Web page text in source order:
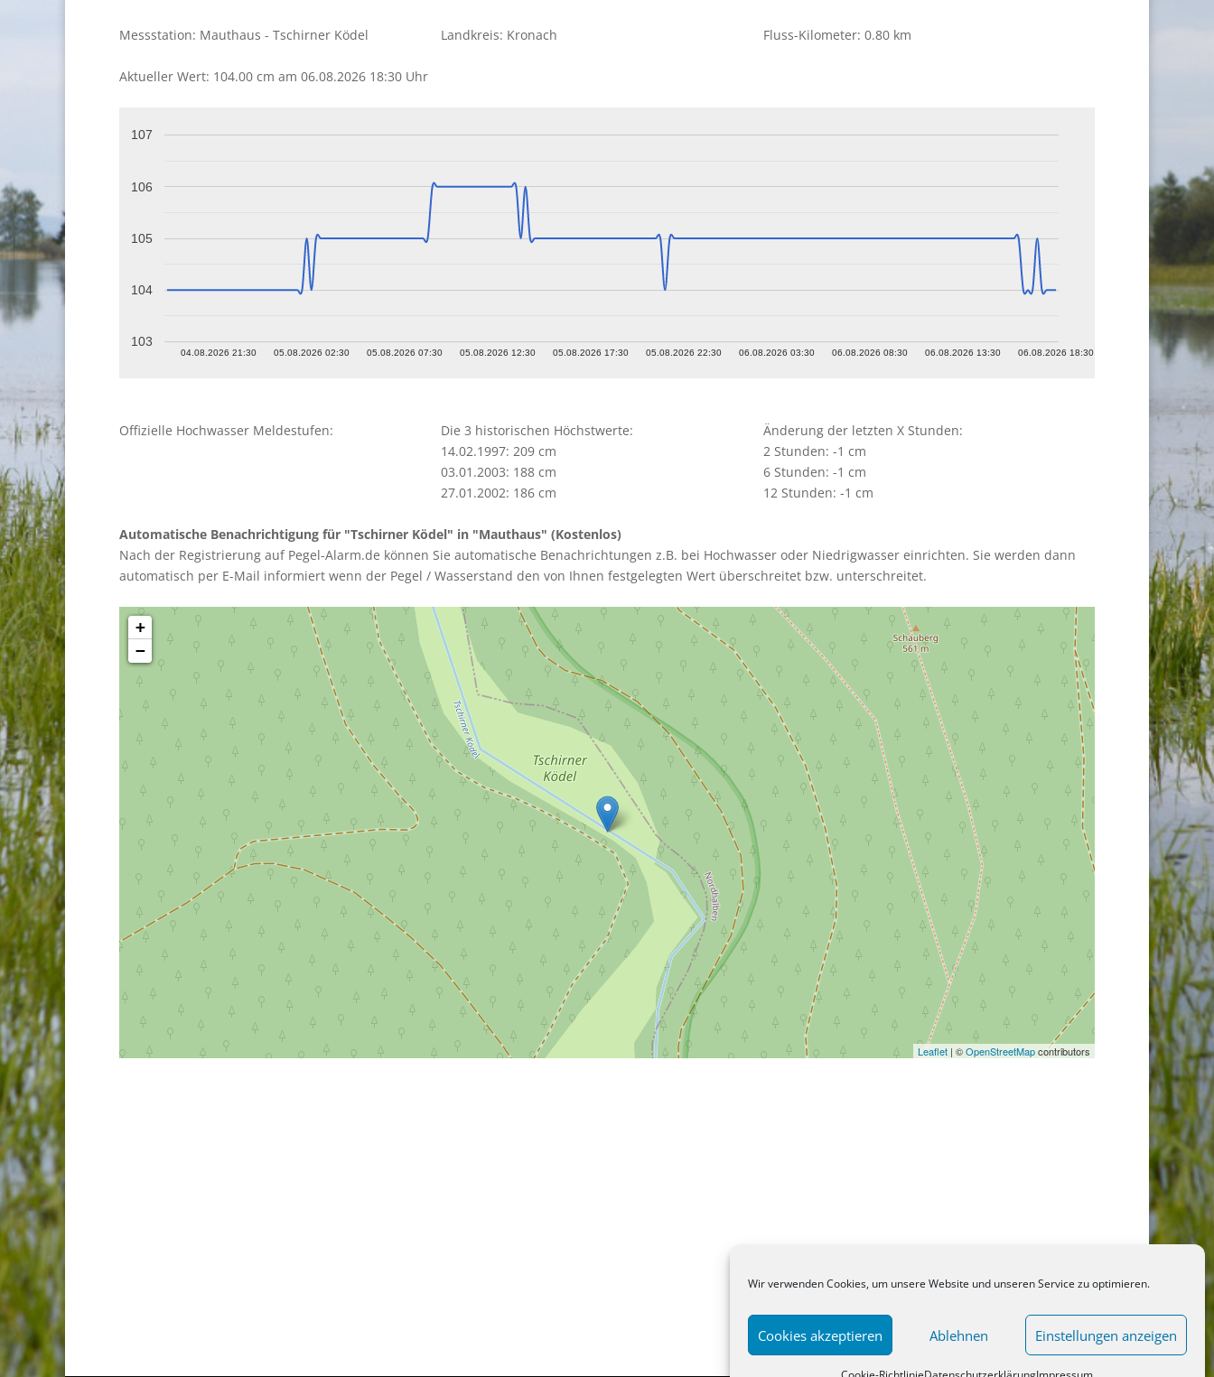
Wir verwenden Cookies, um unsere Website und unseren Service zu optimieren.
Cookies akzeptieren Ablehnen Einstellungen anzeigen
Messstation: Mauthaus - Tschirner Ködel Landkreis: Kronach Fluss-Kilometer: 0.80 km
Aktueller Wert: 104.00 cm am 06.08.2026 18:30 Uhr
04.08.2026 21:30 05.08.2026 02:30 05.08.2026 07:30 05.08.2026 12:30 05.08.2026 17:30 05.08.2026 22:30 06.08.2026 03:30 06.08.2026 08:30 06.08.2026 13:30 06.08.2026 18:30
103
104
105
106
107
Offizielle Hochwasser Meldestufen:
Die 3 historischen Höchstwerte:
14.02.1997: 209 cm
03.01.2003: 188 cm
27.01.2002: 186 cm
Änderung der letzten X Stunden:
2 Stunden: -1 cm
6 Stunden: -1 cm
12 Stunden: -1 cm
Automatische Benachrichtigung für "Tschirner Ködel" in "Mauthaus" (Kostenlos)
Nach der Registrierung auf Pegel-Alarm.de können Sie automatische Benachrichtungen z.B. bei Hochwasser oder Niedrigwasser einrichten. Sie werden dann
automatisch per E-Mail informiert wenn der Pegel / Wasserstand den von Ihnen festgelegten Wert überschreitet bzw. unterschreitet.
+
−
Leaflet | ©OpenStreetMapcontributors